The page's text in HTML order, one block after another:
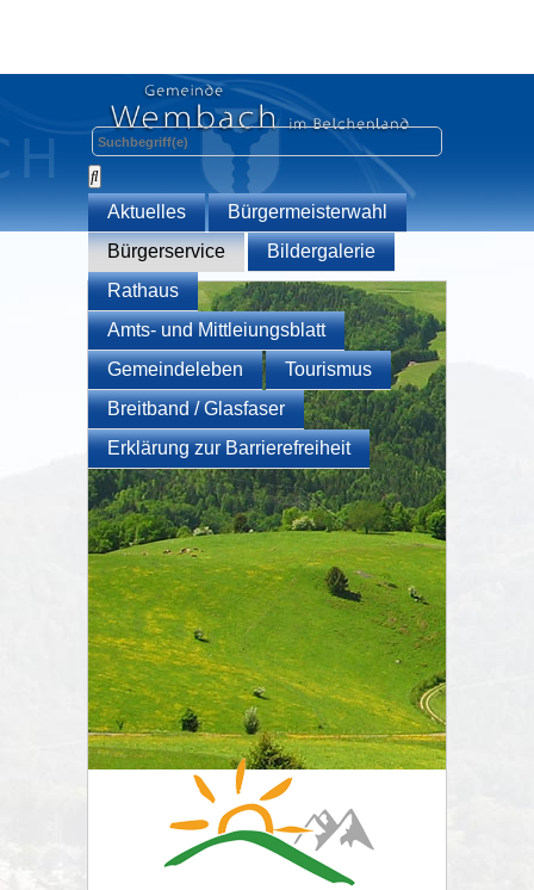
Aktuelles
Bürgermeisterwahl
Bürgerservice
Bildergalerie
Rathaus
Amts- und Mittleiungsblatt
Gemeindeleben
Tourismus
Breitband / Glasfaser
Erklärung zur Barrierefreiheit